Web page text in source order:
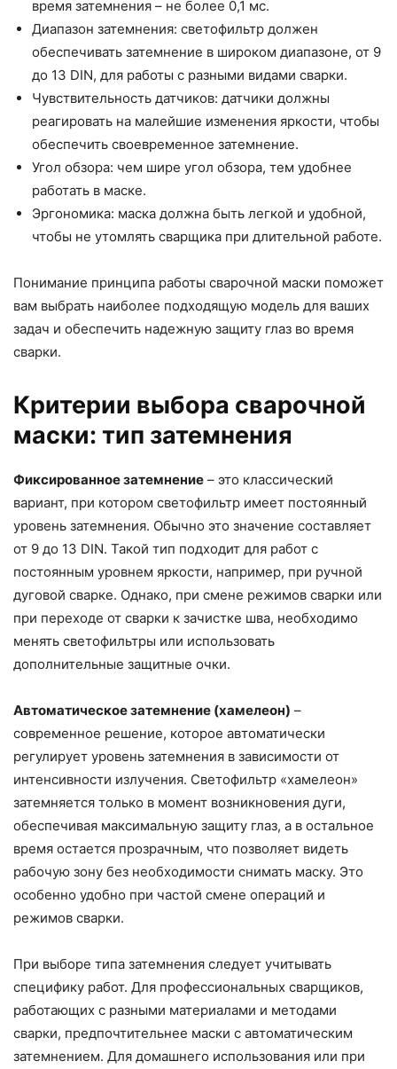
время затемнения – не более 0,1 мс.
Диапазон затемнения: светофильтр должен
обеспечивать затемнение в широком диапазоне, от 9
до 13 DIN, для работы с разными видами сварки.
Чувствительность датчиков: датчики должны
реагировать на малейшие изменения яркости, чтобы
обеспечить своевременное затемнение.
Угол обзора: чем шире угол обзора, тем удобнее
работать в маске.
Эргономика: маска должна быть легкой и удобной,
чтобы не утомлять сварщика при длительной работе.
Понимание принципа работы сварочной маски поможет
вам выбрать наиболее подходящую модель для ваших
задач и обеспечить надежную защиту глаз во время
сварки.
Критерии выбора сварочной
маски: тип затемнения
Фиксированное затемнение – это классический
вариант, при котором светофильтр имеет постоянный
уровень затемнения. Обычно это значение составляет
от 9 до 13 DIN. Такой тип подходит для работ с
постоянным уровнем яркости, например, при ручной
дуговой сварке. Однако, при смене режимов сварки или
при переходе от сварки к зачистке шва, необходимо
менять светофильтры или использовать
дополнительные защитные очки.
Автоматическое затемнение (хамелеон) –
современное решение, которое автоматически
регулирует уровень затемнения в зависимости от
интенсивности излучения. Светофильтр «хамелеон»
затемняется только в момент возникновения дуги,
обеспечивая максимальную защиту глаз, а в остальное
время остается прозрачным, что позволяет видеть
рабочую зону без необходимости снимать маску. Это
особенно удобно при частой смене операций и
режимов сварки.
При выборе типа затемнения следует учитывать
специфику работ. Для профессиональных сварщиков,
работающих с разными материалами и методами
сварки, предпочтительнее маски с автоматическим
затемнением. Для домашнего использования или при